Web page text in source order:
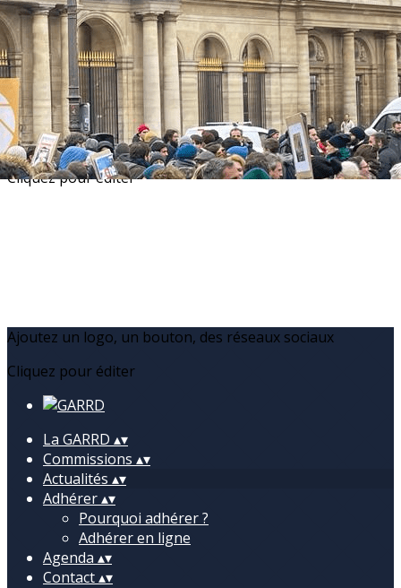
Exporter les lignes sélectionnées
Exporter toutes les colonnes
Exporter uniquement les colonnes affichées
Menu
?>
Images de la page d'accueil
Cliquez pour éditer
Ajoutez un logo, un bouton, des réseaux sociaux
Cliquez pour éditer
La GARRD ▴▾
Commissions ▴▾
Actualités ▴▾
Adhérer▴▾
Pourquoi adhérer ?
Adhérer en ligne
Agenda ▴▾
Contact▴▾